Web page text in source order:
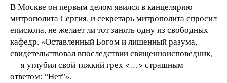
В Москве он первым делом явился в канцелярию
митрополита Сергия, и секретарь митрополита спросил
епископа, не желает ли тот занять одну из свободных
кафедр. «Оставленный Богом и лишенный разума, —
свидетельствовал впоследствии священноисповедник,
— я углубил свой тяжкий грех <…> страшным
ответом: “Нет”».